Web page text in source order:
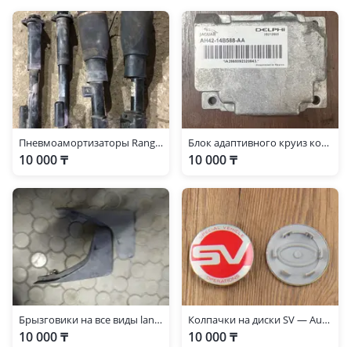
Пневмоамортизаторы Range Rover L322
10 000 ₸
Блок адаптивного круиз контроля ACC Range Rover L322
10 000 ₸
Брызговики на все виды land rover
10 000 ₸
Колпачки на диски SV — Autobiography на Range-Rover кузов-322 2009-2012 год
10 000 ₸